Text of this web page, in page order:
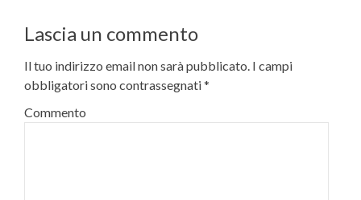
Lascia un commento
Il tuo indirizzo email non sarà pubblicato. I campi
obbligatori sono contrassegnati*
Commento